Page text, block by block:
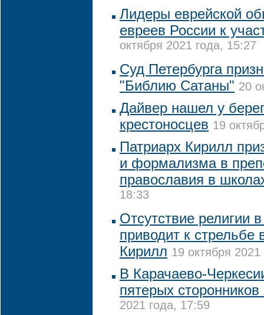
Лидеры еврейской
евреев России к
октября 2021 года, 15:27
Суд Петербурга
"Библию Сатаны" 20
Дайвер нашел у
крестоносцев 19
Патриарх Кирилл
и формализма в
православия в
18:33
Отсутствие религии
приводит к стрельбе
Кирилл 19 октября
В Карачаево-
пятерых
2021 года, 17:59